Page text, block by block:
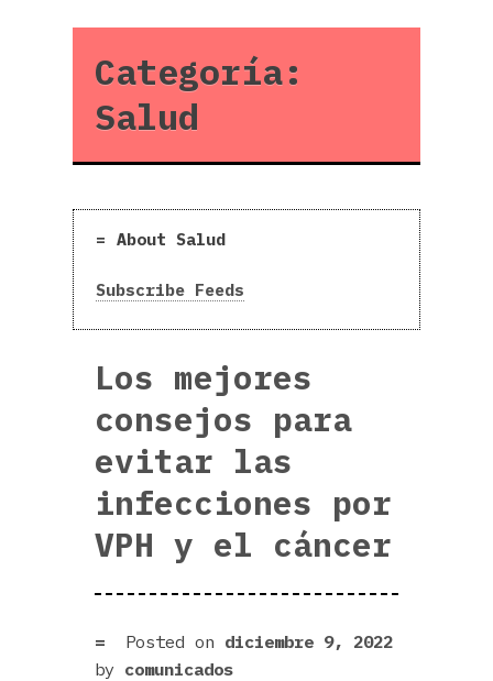
Categoría:
Salud
About Salud
Subscribe Feeds
Los mejores
consejos para
evitar las
infecciones por
VPH y el cáncer
Posted on diciembre 9, 2022
by comunicados